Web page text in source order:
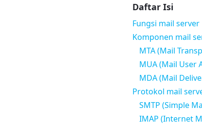
Daftar Isi
Fungsi mail server
Komponen mail
MTA (Mail
MUA (Mail User
MDA (Mail
Protokol mail
SMTP (Simple
IMAP (Internet